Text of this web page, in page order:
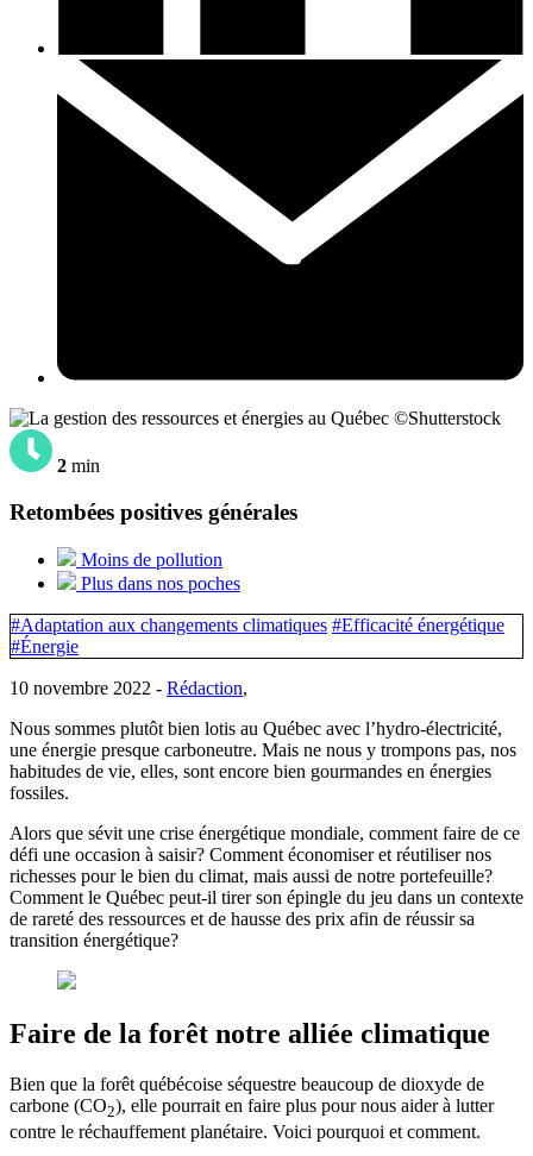
©Shutterstock
2 min
Retombées positives générales
Moins de pollution
Plus dans nos poches
#Adaptation aux changements climatiques #Efficacité énergétique
#Énergie
10 novembre 2022 - Rédaction,
Nous sommes plutôt bien lotis au Québec avec l’hydro-électricité,
une énergie presque carboneutre. Mais ne nous y trompons pas, nos
habitudes de vie, elles, sont encore bien gourmandes en énergies
fossiles.
Alors que sévit une crise énergétique mondiale, comment faire de ce
défi une occasion à saisir? Comment économiser et réutiliser nos
richesses pour le bien du climat, mais aussi de notre portefeuille?
Comment le Québec peut-il tirer son épingle du jeu dans un contexte
de rareté des ressources et de hausse des prix afin de réussir sa
transition énergétique?
Faire de la forêt notre alliée climatique
Bien que la forêt québécoise séquestre beaucoup de dioxyde de
carbone (CO2), elle pourrait en faire plus pour nous aider à lutter
contre le réchauffement planétaire. Voici pourquoi et comment.